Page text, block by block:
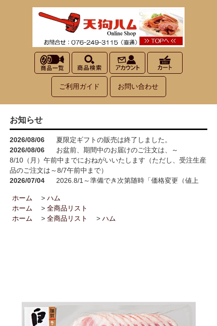
ご利用ガイド お問い合わせ
お知らせ
2026/08/06
夏限定ギフトの販売は終了しました。
2026/08/06
お盆前、期間中のお届けのご注文は、～
8/10（月）午前中までにおねがいいたします（ただし、受注生産
品のご注文は～8/7午前中まで）
2026/07/04
2026.8/1～準備でき次第随時「価格変更（値上
2026/05/15
お買い物が楽しくなる！100円お買い上げごとに1
ポイント進呈→3ポイント進呈に！！
2026/02/14
ハム屋（天狗ハム）の作るこだわり「ハムカツ」
いても変更しました<(_ _)>
2025/05/13
天狗ハムオンラインショップ会員様限定！
3％OFF商品を増やしました(^^)/
ホーム > ハム
ホーム
> 全商品リスト
ホーム
> 全商品リスト > ハム